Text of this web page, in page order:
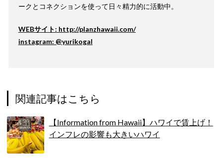
ークとコネクションを使って日々精力的に活動中。
WEBサイト: http://planzhawaii.com/
instagram: @yurikogal
関連記事はこちら
【Information from Hawaii】ハワイで賃上げ！
インフレの影響も大きいハワイ